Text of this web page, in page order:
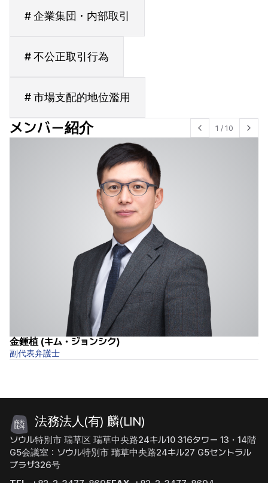
# 企業集団・内部取引
# 不公正取引行為
# 市場支配的地位濫用
メンバー紹介 1 / 10
金鍾植 (キム・ジョンシク)
副代表弁護士
法務法人(有) 麟(LIN)
ソウル特別市 瑞草区 瑞草中央路24キル10 316タワー 13・14階
G5会議室：ソウル特別市 瑞草中央路24キル27 G5セントラル
プラザ326号